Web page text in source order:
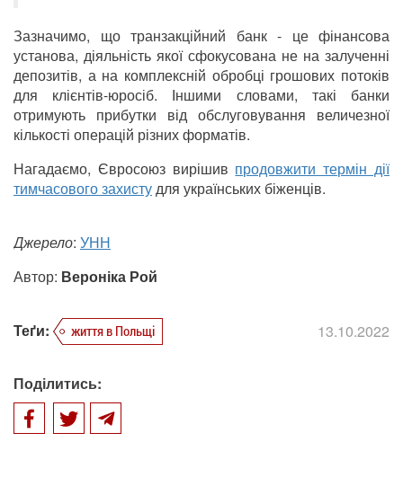
Зазначимо, що транзакційний банк - це фінансова
установа, діяльність якої сфокусована не на залученні
депозитів, а на комплексній обробці грошових потоків
для клієнтів-юросіб. Іншими словами, такі банки
отримують прибутки від обслуговування величезної
кількості операцій різних форматів.
Нагадаємо, Євросоюз вирішив продовжити термін дії
тимчасового захистудля українських біженців.
Джерело: УНН
Автор: Вероніка Рой
Теґи: життя в Польщі 13.10.2022
Поділитись: